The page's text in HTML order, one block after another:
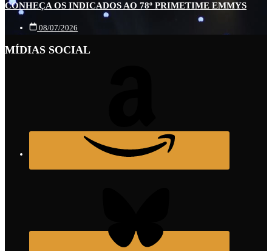
CONHEÇA OS INDICADOS AO 78º PRIMETIME EMMYS
08/07/2026
MÍDIAS SOCIAL